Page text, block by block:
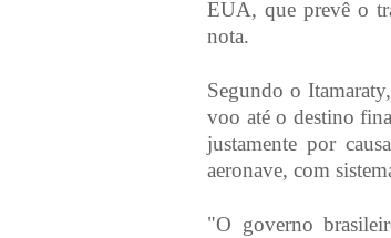
EUA, que prevê o
nota.
Segundo o
voo até o destino
justamente por
aeronave, com
"O governo